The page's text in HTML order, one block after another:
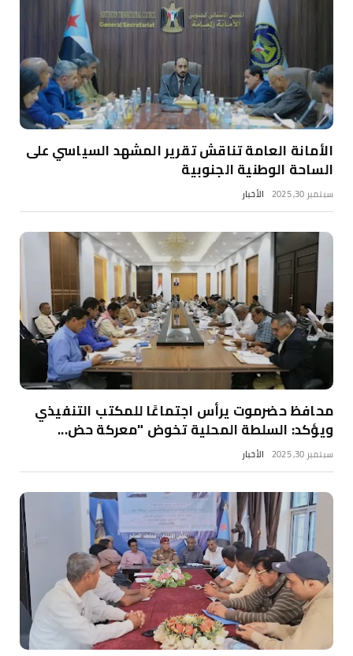
الأمانة العامة تناقش تقرير المشهد السياسي على
الساحة الوطنية الجنوبية
سبتمبر 30, 2025 الأخبار
محافظ حضرموت يرأس اجتماعًا للمكتب التنفيذي
ويؤكد: السلطة المحلية تخوض "معركة حض...
سبتمبر 30, 2025 الأخبار